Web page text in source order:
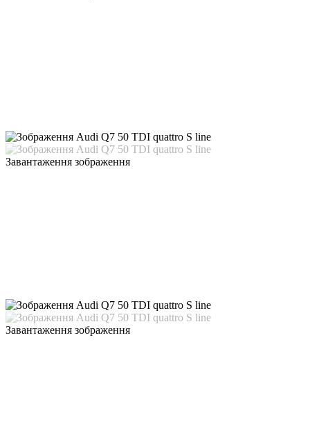
Завантаження зображення
Завантаження зображення